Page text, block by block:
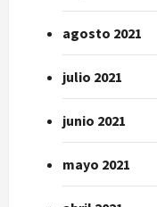
agosto 2021
julio 2021
junio 2021
mayo 2021